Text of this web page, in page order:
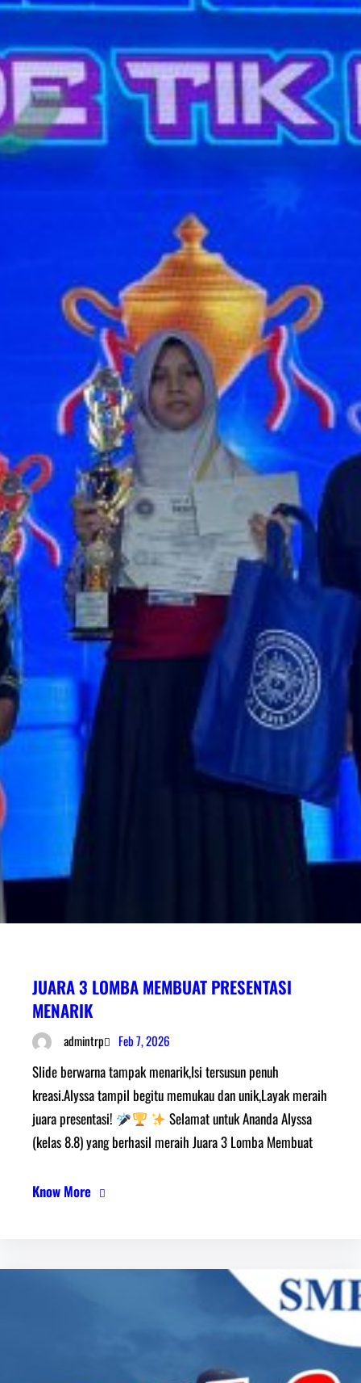
JUARA 3 LOMBA MEMBUAT PRESENTASI
MENARIK
admintrp Feb 7, 2026
Slide berwarna tampak menarik,Isi tersusun penuh
kreasi.Alyssa tampil begitu memukau dan unik,Layak meraih
juara presentasi!
Selamat untuk Ananda Alyssa
(kelas 8.8) yang berhasil meraih Juara 3 Lomba Membuat
Know More